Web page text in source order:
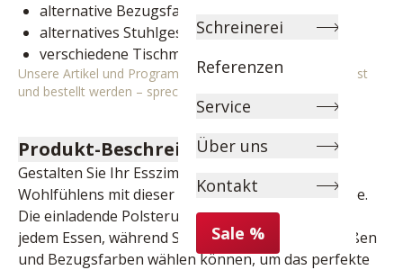
Schreinerei
Referenzen
Service
Über uns
Kontakt
Sale %
alternative Bezugsfarbe wählbar
alternatives Stuhlgestell wählbar
verschiedene Tischmaße wählbar
Unsere Artikel und Programme können individuell angepasst
und bestellt werden – sprechen Sie uns gerne an!
Produkt-Beschreibung
Gestalten Sie Ihr Esszimmer zu einem Ort des
Wohlfühlens mit dieser vielseitigen Eckbankgruppe.
Die einladende Polsterung verspricht Komfort bei
jedem Essen, während Sie aus verschiedenen Größen
und Bezugsfarben wählen können, um das perfekte